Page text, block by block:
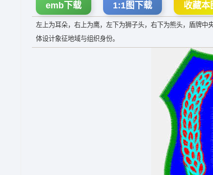
emb下载 1:1图下载 收藏本
左上为耳朵，右上为鹰，左下为狮子头，右下为熊头，盾牌中
体设计象征地域与组织身份。